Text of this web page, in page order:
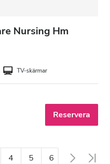
Nursing Hm
TV-skärmar
Reservera
4 5 6 7 8